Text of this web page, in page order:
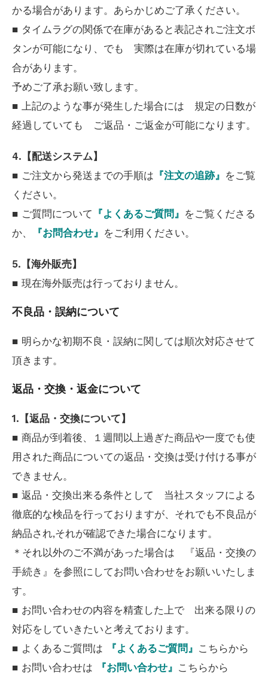
かる場合があります。あらかじめご了承ください。
■ タイムラグの関係で在庫があると表記されご注文ボ
タンが可能になり、でも 実際は在庫が切れている場
合があります。
予めご了承お願い致します。
■ 上記のような事が発生した場合には 規定の日数が
経過していても ご返品・ご返金が可能になります。
4.【配送システム】
■ ご注文から発送までの手順は 『注文の追跡』 をご覧
ください。
■ ご質問について 『よくあるご質問』 をご覧くださる
か、
『お問合わせ』 をご利用ください。
5.【海外販売】
■ 現在海外販売は行っておりません。
不良品・誤納について
■ 明らかな初期不良・誤納に関しては順次対応させて
頂きます。
返品・交換・返金について
1.【返品・交換について】
■ 商品が到着後、１週間以上過ぎた商品や一度でも使
用された商品についての返品・交換は受け付ける事が
できません。
■ 返品・交換出来る条件として 当社スタッフによる
徹底的な検品を行っておりますが、それでも不良品が
納品され,それが確認できた場合になります。
＊それ以外のご不満があった場合は 『返品・交換の
手続き』を参照にしてお問い合わせをお願いいたしま
す。
■ お問い合わせの内容を精査した上で 出来る限りの
対応をしていきたいと考えております。
■ よくあるご質問は
『よくあるご質問』 こちらから
■ お問い合わせは
『お問い合わせ』 こちらから